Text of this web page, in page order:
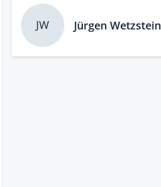
JW Jürgen Wetzstein